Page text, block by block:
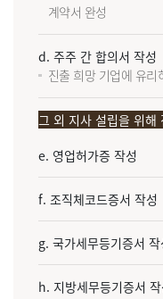
계약서 완성
d. 주주 간 합의서 작성
진출 희망 기업에 유리
그 외 지사 설립을 위해
e. 영업허가증 작성
f. 조직체코드증서 작성
g. 국가세무등기증서 작
h. 지방세무등기증서 작